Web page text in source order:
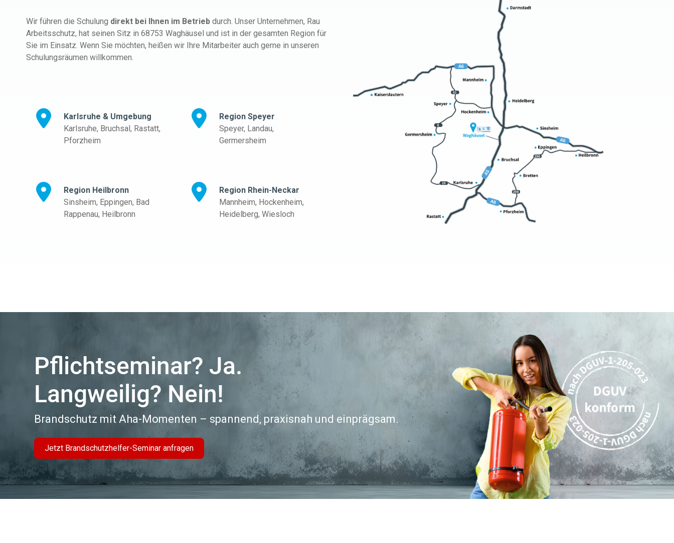
Wir führen die Schulung direkt bei Ihnen im Betrieb durch. Unser Unternehmen, Rau
Arbeitsschutz, hat seinen Sitz in 68753 Waghäusel und ist in der gesamten Region für
Sie im Einsatz. Wenn Sie möchten, heißen wir Ihre Mitarbeiter auch gerne in unseren
Schulungsräumen willkommen.
Karlsruhe & Umgebung
Karlsruhe, Bruchsal, Rastatt,
Pforzheim
Region Heilbronn
Sinsheim, Eppingen, Bad
Rappenau, Heilbronn
Region Speyer
Speyer, Landau,
Germersheim
Region Rhein-Neckar
Mannheim, Hockenheim,
Heidelberg, Wiesloch
Pflichtseminar? Ja.
Langweilig? Nein!
Brandschutz mit Aha-Momenten – spannend, praxisnah und einprägsam.
Jetzt Brandschutzhelfer-Seminar anfragen